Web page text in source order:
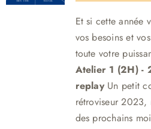
Et si cette année
vos besoins et
toute votre
Atelier 1 (2H) -
replayUn petit
rétroviseur 2023,
des prochains